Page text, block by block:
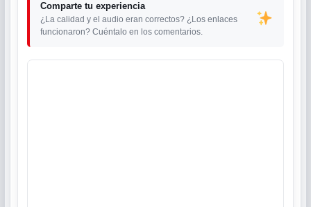
Comparte tu experiencia
¿La calidad y el audio eran correctos? ¿Los enlaces
funcionaron? Cuéntalo en los comentarios.